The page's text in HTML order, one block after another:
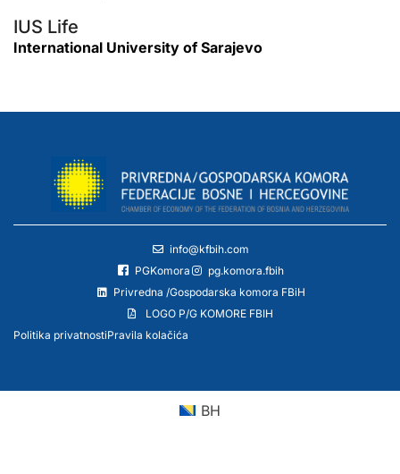
IUS Life
International University of Sarajevo
info@kfbih.com
PGKomora
pg.komora.fbih
Privredna /Gospodarska komora FBiH
LOGO P/G KOMORE FBIH
Politika privatnostiPravila kolačića
BH